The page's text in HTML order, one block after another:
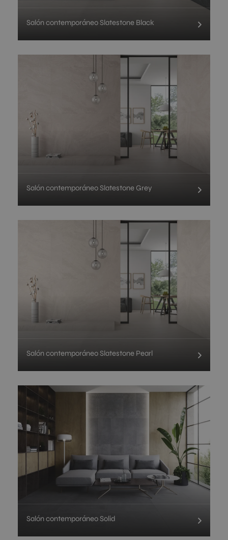
Salón contemporáneo Slatestone Black
Salón contemporáneo Slatestone Grey
Salón contemporáneo Slatestone Pearl
Salón contemporáneo Solid